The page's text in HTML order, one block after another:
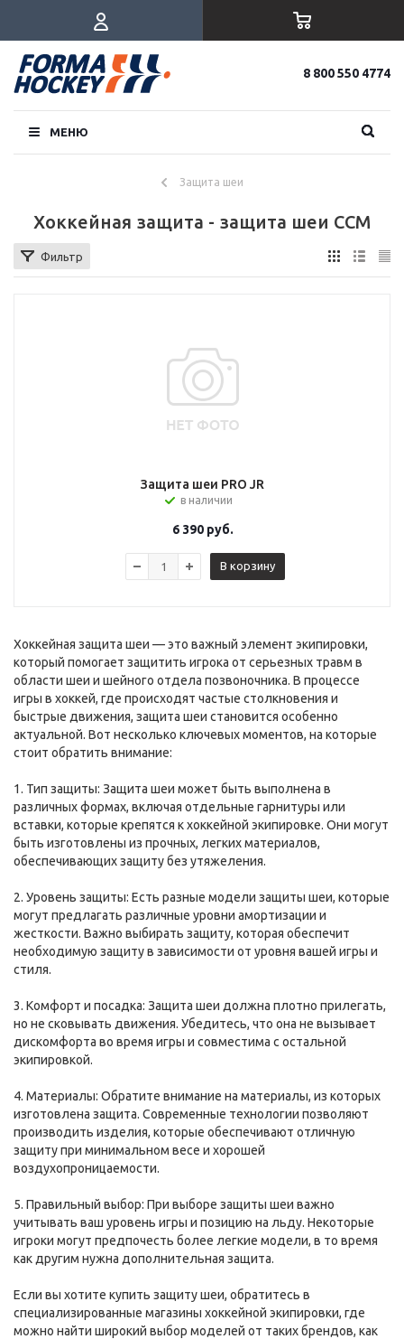
8 800 550 4774
МЕНЮ
Защита шеи
Хоккейная защита - защита шеи CCM
Фильтр
Защита шеи PRO JR
в наличии
6 390руб.
В корзину
Хоккейная защита шеи — это важный элемент экипировки,
который помогает защитить игрока от серьезных травм в
области шеи и шейного отдела позвоночника. В процессе
игры в хоккей, где происходят частые столкновения и
быстрые движения, защита шеи становится особенно
актуальной. Вот несколько ключевых моментов, на которые
стоит обратить внимание:
1. Тип защиты: Защита шеи может быть выполнена в
различных формах, включая отдельные гарнитуры или
вставки, которые крепятся к хоккейной экипировке. Они могут
быть изготовлены из прочных, легких материалов,
обеспечивающих защиту без утяжеления.
2. Уровень защиты: Есть разные модели защиты шеи, которые
могут предлагать различные уровни амортизации и
жесткости. Важно выбирать защиту, которая обеспечит
необходимую защиту в зависимости от уровня вашей игры и
стиля.
3. Комфорт и посадка: Защита шеи должна плотно прилегать,
но не сковывать движения. Убедитесь, что она не вызывает
дискомфорта во время игры и совместима с остальной
экипировкой.
4. Материалы: Обратите внимание на материалы, из которых
изготовлена защита. Современные технологии позволяют
производить изделия, которые обеспечивают отличную
защиту при минимальном весе и хорошей
воздухопроницаемости.
5. Правильный выбор: При выборе защиты шеи важно
учитывать ваш уровень игры и позицию на льду. Некоторые
игроки могут предпочесть более легкие модели, в то время
как другим нужна дополнительная защита.
Если вы хотите купить защиту шеи, обратитесь в
специализированные магазины хоккейной экипировки, где
можно найти широкий выбор моделей от таких брендов, как